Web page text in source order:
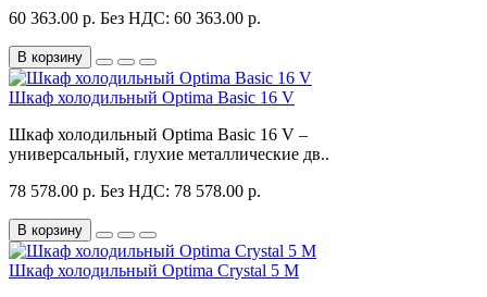
60 363.00 р. Без НДС: 60 363.00 р.
В корзину
Шкаф холодильный Optima Basic 16 V
Шкаф холодильный Optima Basic 16 V –
универсальный, глухие металлические дв..
78 578.00 р. Без НДС: 78 578.00 р.
В корзину
Шкаф холодильный Optima Crystal 5 M